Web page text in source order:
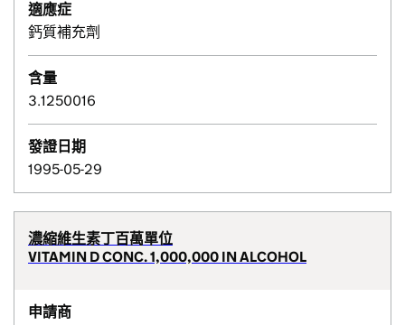
適應症
鈣質補充劑
含量
3.1250016
發證日期
1995-05-29
濃縮維生素丁百萬單位
VITAMIN D CONC. 1,000,000 IN ALCOHOL
申請商